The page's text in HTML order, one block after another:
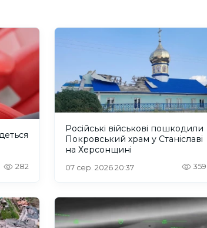
282
Російські військові пошкодили
Покровський храм у Станіславі
на Херсонщині
07 сер. 2026 20:37 359